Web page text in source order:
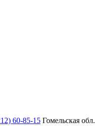
60-85-15 Гомельская обл.